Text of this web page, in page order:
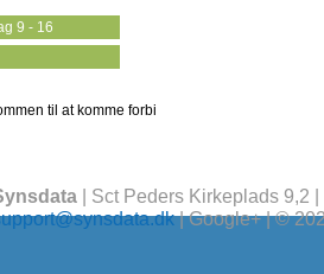
9 - 16
til at komme forbi
| Sct Peders Kirkeplads 9,2 |
| Google+ |©